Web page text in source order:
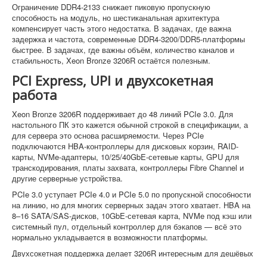
Ограничение DDR4-2133 снижает пиковую пропускную
способность на модуль, но шестиканальная архитектура
компенсирует часть этого недостатка. В задачах, где важна
задержка и частота, современные DDR4-3200/DDR5-платформы
быстрее. В задачах, где важны объём, количество каналов и
стабильность, Xeon Bronze 3206R остаётся полезным.
PCI Express, UPI и двухсокетная
работа
Xeon Bronze 3206R поддерживает до 48 линий PCIe 3.0. Для
настольного ПК это кажется обычной строкой в спецификации, а
для сервера это основа расширяемости. Через PCIe
подключаются HBA-контроллеры для дисковых корзин, RAID-
карты, NVMe-адаптеры, 10/25/40GbE-сетевые карты, GPU для
транскодирования, платы захвата, контроллеры Fibre Channel и
другие серверные устройства.
PCIe 3.0 уступает PCIe 4.0 и PCIe 5.0 по пропускной способности
на линию, но для многих серверных задач этого хватает. HBA на
8–16 SATA/SAS-дисков, 10GbE-сетевая карта, NVMe под кэш или
системный пул, отдельный контроллер для бэкапов — всё это
нормально укладывается в возможности платформы.
Двухсокетная поддержка делает 3206R интересным для дешёвых